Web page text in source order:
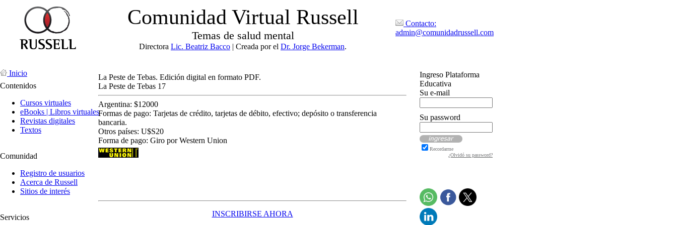
Comunidad Virtual Russell
Temas de salud mental
Directora Lic. Beatriz Bacco | Creada por el Dr. Jorge Bekerman.
Contacto:
admin@comunidadrussell.com
Inicio
Contenidos
Cursos virtuales
eBooks | Libros virtuales
Revistas digitales
Textos
Comunidad
Registro de usuarios
Acerca de Russell
Sitios de interés
Servicios
La Peste de Tebas. Edición digital en formato PDF.
La Peste de Tebas 17
Argentina: $12000
Formas de pago: Tarjetas de crédito, tarjetas de débito, efectivo; depósito o transferencia
bancaria.
Otros países: U$S20
Forma de pago: Giro por Western Union
INSCRIBIRSE AHORA
Ingreso Plataforma
Educativa
Su e-mail
Su password
Recordarme
¿Olvidó su password?